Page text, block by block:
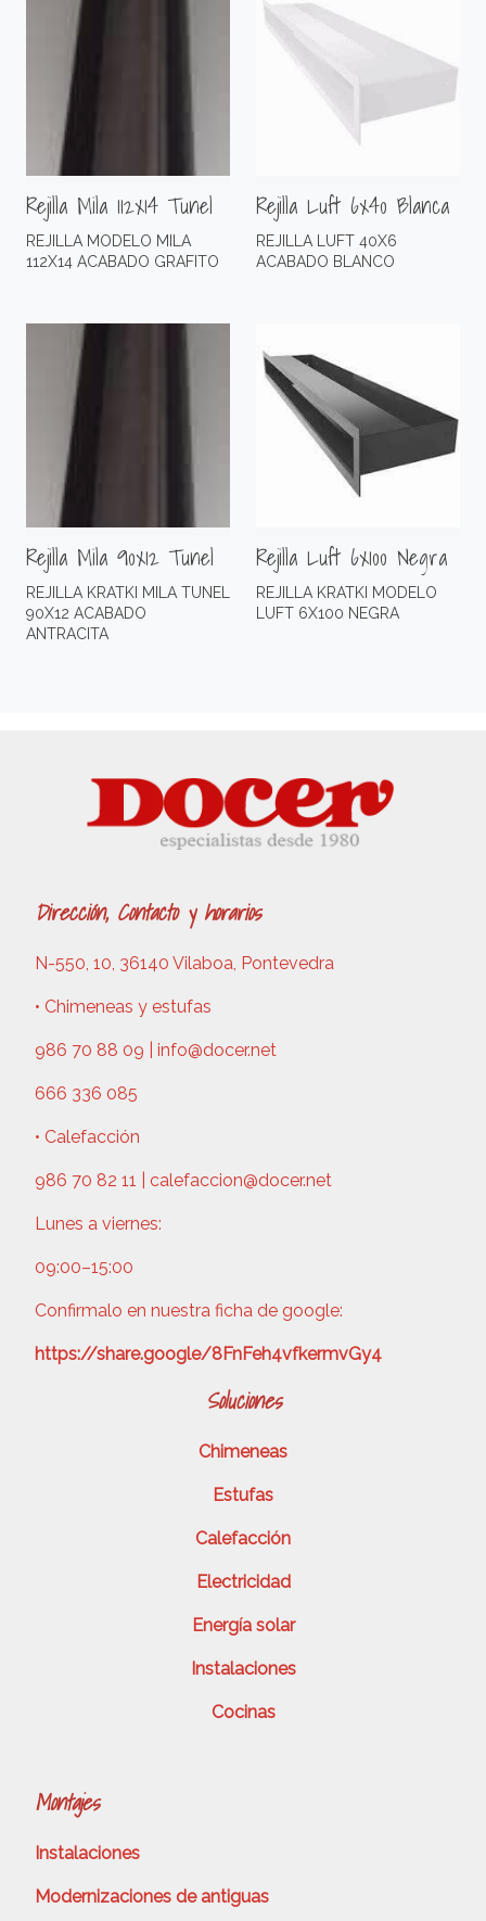
Rejilla Mila 112x14 Tunel
REJILLA MODELO MILA
112X14 ACABADO GRAFITO
Rejilla Luft 6x40 Blanca
REJILLA LUFT 40X6
ACABADO BLANCO
Rejilla Mila 90x12 Tunel
REJILLA KRATKI MILA TUNEL
90X12 ACABADO
ANTRACITA
Rejilla Luft 6x100 Negra
REJILLA KRATKI MODELO
LUFT 6X100 NEGRA
Dirección, Contacto y horarios
N-550, 10, 36140 Vilaboa, Pontevedra
• Chimeneas y estufas
986 70 88 09 | info@docer.net
666 336 085
• Calefacción
986 70 82 11 | calefaccion@docer.net
Lunes a viernes:
09:00–15:00
Confirmalo en nuestra ficha de google:
https://share.google/8FnFeh4vfkermvGy4
Soluciones
Chimeneas
Estufas
Calefacción
Electricidad
Energía solar
Instalaciones
Cocinas
Montajes
Instalaciones
Modernizaciones de antiguas